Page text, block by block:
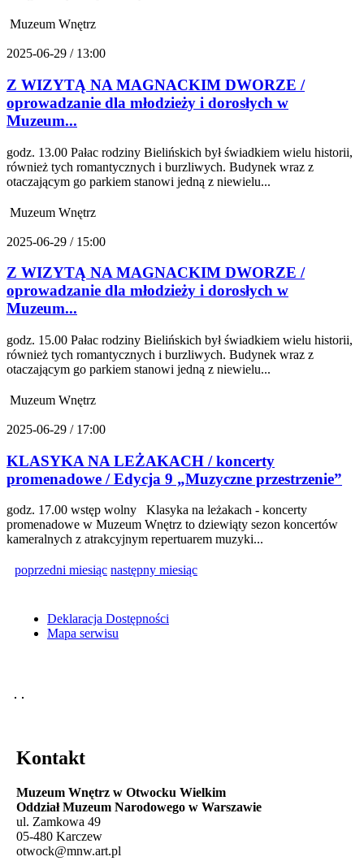
Muzeum Wnętrz
2025-06-29 / 13:00
Z WIZYTĄ NA MAGNACKIM DWORZE /
oprowadzanie dla młodzieży i dorosłych w
Muzeum...
godz. 13.00 Pałac rodziny Bielińskich był świadkiem wielu historii,
również tych romantycznych i burzliwych. Budynek wraz z
otaczającym go parkiem stanowi jedną z niewielu...
Muzeum Wnętrz
2025-06-29 / 15:00
Z WIZYTĄ NA MAGNACKIM DWORZE /
oprowadzanie dla młodzieży i dorosłych w
Muzeum...
godz. 15.00 Pałac rodziny Bielińskich był świadkiem wielu historii,
również tych romantycznych i burzliwych. Budynek wraz z
otaczającym go parkiem stanowi jedną z niewielu...
Muzeum Wnętrz
2025-06-29 / 17:00
KLASYKA NA LEŻAKACH / koncerty
promenadowe / Edycja 9 „Muzyczne przestrzenie”
godz. 17.00 wstęp wolny Klasyka na leżakach - koncerty
promenadowe w Muzeum Wnętrz to dziewiąty sezon koncertów
kameralnych z atrakcyjnym repertuarem muzyki...
poprzedni miesiąc następny miesiąc
Deklaracja Dostępności
Mapa serwisu
Kontakt
Muzeum Wnętrz w Otwocku Wielkim
Oddział Muzeum Narodowego w Warszawie
ul. Zamkowa 49
05-480 Karczew
otwock@mnw.art.pl